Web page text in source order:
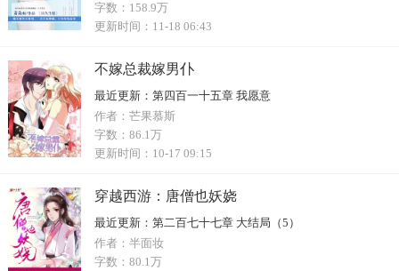
字数： 158.9万
更新时间： 11-18 06:43
不嫁总裁嫁男仆
最近更新： 第四百一十五章 我愿意
作者： 芒果慕斯
字数： 86.1万
更新时间： 10-17 09:15
穿越西游：唐僧也妖娆
最近更新： 第二百七十七章 大结局（5）
作者： 半面妆
字数： 80.1万